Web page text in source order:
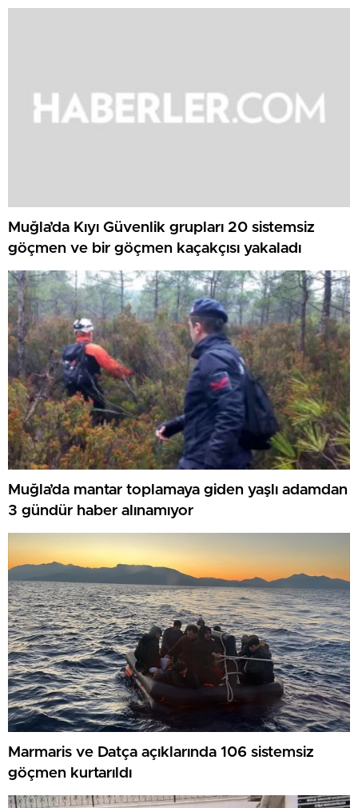
Muğla’da Kıyı Güvenlik grupları 20 sistemsiz
göçmen ve bir göçmen kaçakçısı yakaladı
Muğla’da mantar toplamaya giden yaşlı adamdan
3 gündür haber alınamıyor
Marmaris ve Datça açıklarında 106 sistemsiz
göçmen kurtarıldı